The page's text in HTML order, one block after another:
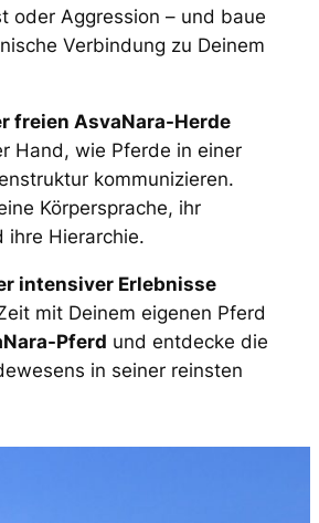
oder Aggression – und baue
Verbindung zu Deinem
freien AsvaNara-Herde
Hand, wie Pferde in einer
kommunizieren.
Körpersprache, ihr
ihre Hierarchie.
intensiver Erlebnisse
mit Deinem eigenen Pferd
Pferd und entdecke die
in seiner reinsten